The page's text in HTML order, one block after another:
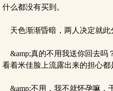
什么都没有买到。
天色渐渐昏暗，两人决定就此
&amp;真的不用我送你回去吗
看着米佳脸上流露出来的担心都
&amp;不用，我不就怀孕嘛，